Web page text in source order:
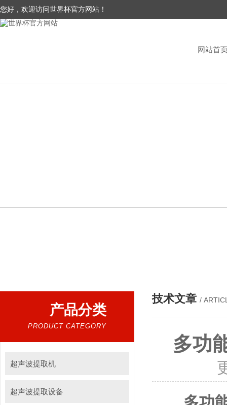
您好，欢迎访问世界杯官方网站！
网站首
产品分类
PRODUCT CATEGORY
超声波提取机
超声波提取设备
技术文章 /
多功